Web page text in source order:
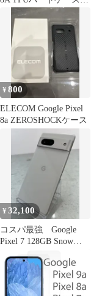
ブルー
¥800
ELECOM Google Pixel
8a ZEROSHOCKケース
¥32,100
コスパ最強 Google
Pixel 7 128GB Snow